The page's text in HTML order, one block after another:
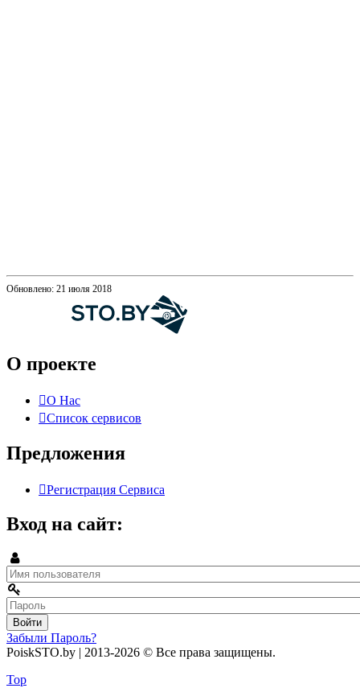
Обновлено: 21 июля 2018
О проекте
О Нас
Список сервисов
Предложения
Регистрация Сервиса
Вход на сайт:
Забыли Пароль?
PoiskSTO.by | 2013-2026 © Все права защищены.
Top